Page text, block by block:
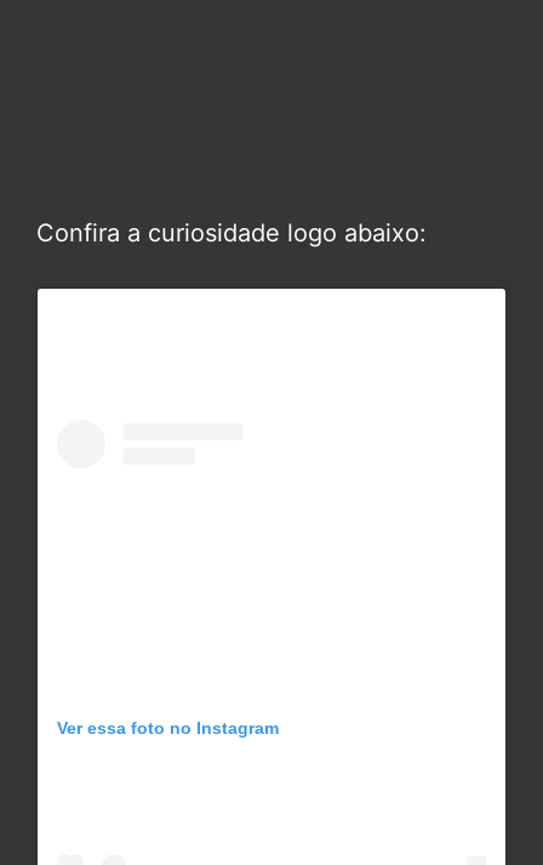
Confira a curiosidade logo abaixo:
Ver essa foto no Instagram